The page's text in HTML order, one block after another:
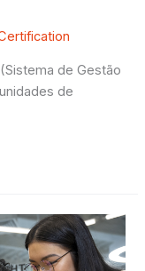
de Gestão
de